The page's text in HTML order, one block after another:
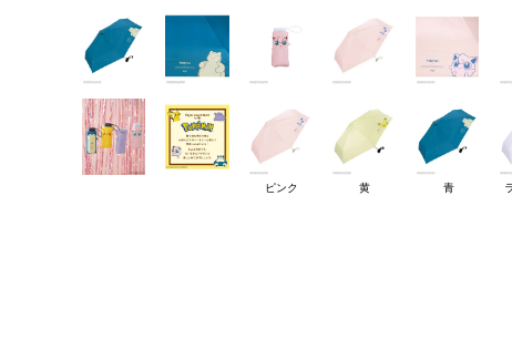
ピンク 黄 青